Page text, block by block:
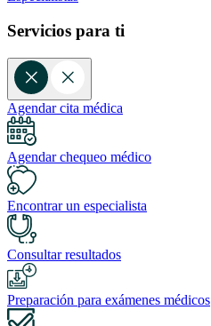
Servicios para ti
Agendar cita médica
Agendar chequeo médico
Encontrar un especialista
Consultar resultados
Preparación para exámenes médicos